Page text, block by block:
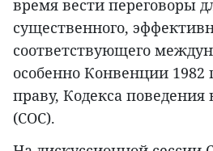
время вести переговоры
существенного,
соответствующего
особенно Конвенции 1982
праву, Кодекса
(COC).